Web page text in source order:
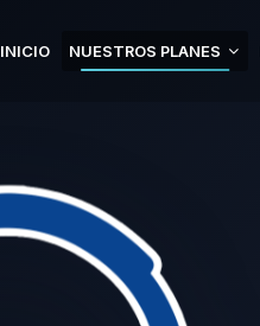
INICIO NUESTROS PLANES